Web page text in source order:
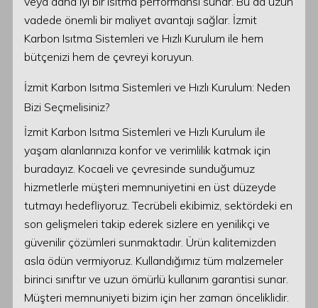
vadede önemli bir maliyet avantajı sağlar. İzmit
Karbon Isıtma Sistemleri ve Hızlı Kurulum ile hem
bütçenizi hem de çevreyi koruyun.
İzmit Karbon Isıtma Sistemleri ve Hızlı Kurulum: Neden
Bizi Seçmelisiniz?
İzmit Karbon Isıtma Sistemleri ve Hızlı Kurulum ile
yaşam alanlarınıza konfor ve verimlilik katmak için
buradayız. Kocaeli ve çevresinde sunduğumuz
hizmetlerle müşteri memnuniyetini en üst düzeyde
tutmayı hedefliyoruz. Tecrübeli ekibimiz, sektördeki en
son gelişmeleri takip ederek sizlere en yenilikçi ve
güvenilir çözümleri sunmaktadır. Ürün kalitemizden
asla ödün vermiyoruz. Kullandığımız tüm malzemeler
birinci sınıftır ve uzun ömürlü kullanım garantisi sunar.
Müşteri memnuniyeti bizim için her zaman önceliklidir.